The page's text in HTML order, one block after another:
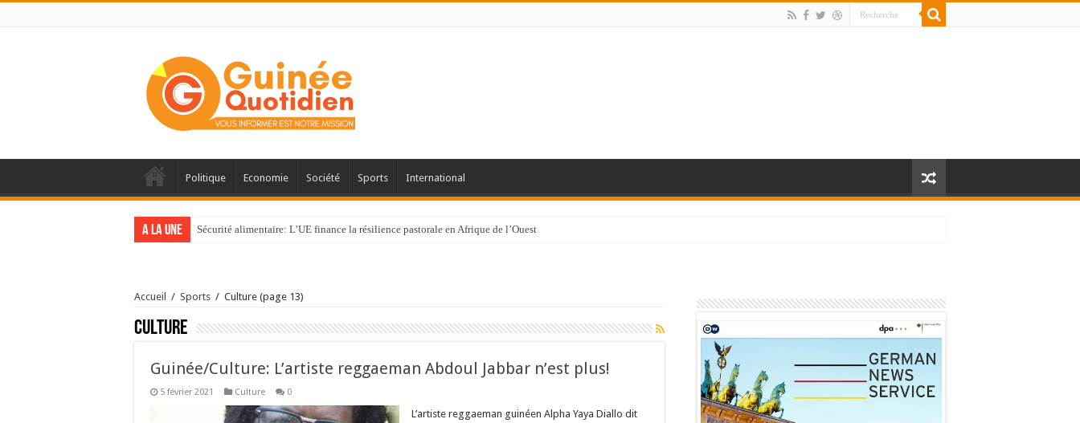
Politique Economie Société Sports International
A la une Sécurité alimentaire: L’UE finance la résilience pastorale en Afrique de l’Ouest
Accueil / Sports / Culture (page 13)
Culture
Guinée/Culture: L’artiste reggaeman Abdoul Jabbar n’est plus!
5 février 2021 Culture 0
L’artiste reggaeman guinéen Alpha Yaya Diallo dit